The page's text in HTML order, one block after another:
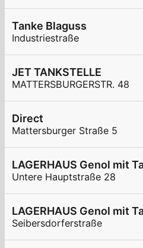
Tanke Blaguss
Industriestraße
JET TANKSTELLE
MATTERSBURGERSTR. 48
Direct
Mattersburger Straße 5
Untere Hauptstraße 28
Seibersdorferstraße